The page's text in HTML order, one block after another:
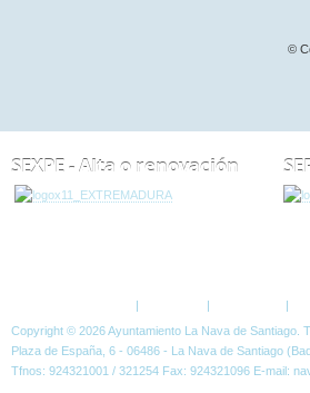
©
SEXPE - Alta o renovación
| | |
Copyright © 2026 Ayuntamiento La Nava de
Plaza de España, 6 - 06486 - La Nava de Santiago
Tfnos: 924321001 / 321254 Fax: 924321096 E-mail: